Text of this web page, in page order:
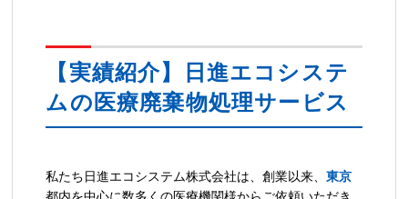
【実績紹介】日進エコシステ
ムの医療廃棄物処理サービス
私たち日進エコシステム株式会社は、創業以来、東京